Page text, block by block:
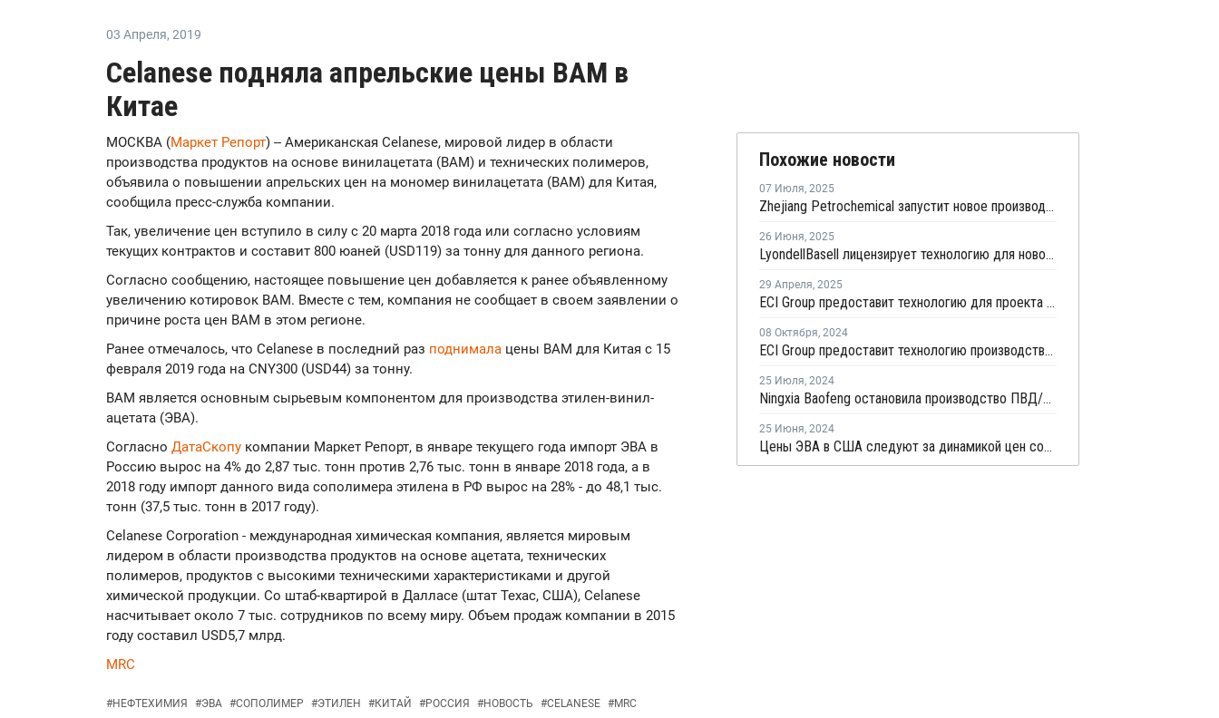
03 Апреля, 2019
Celanese подняла апрельские цены ВАМ в
Китае
МОСКВА (Маркет Репорт) -- Американская Celanese, мировой лидер в области
производства продуктов на основе винилацетата (ВАМ) и технических полимеров,
объявила о повышении апрельских цен на мономер винилацетата (ВАМ) для Китая,
сообщила пресс-служба компании.
Так, увеличение цен вступило в силу с 20 марта 2018 года или согласно условиям
текущих контрактов и составит 800 юаней (USD119) за тонну для данного региона.
Согласно сообщению, настоящее повышение цен добавляется к ранее объявленному
увеличению котировок ВАМ. Вместе с тем, компания не сообщает в своем заявлении о
причине роста цен ВАМ в этом регионе.
Ранее отмечалось, что Celanese в последний раз поднимала цены ВАМ для Китая с 15
февраля 2019 года на CNY300 (USD44) за тонну.
ВАМ является основным сырьевым компонентом для производства этилен-винил-
ацетата (ЭВА).
Согласно ДатаСкопу компании Маркет Репорт, в январе текущего года импорт ЭВА в
Россию вырос на 4% до 2,87 тыс. тонн против 2,76 тыс. тонн в январе 2018 года, а в
2018 году импорт данного вида сополимера этилена в РФ вырос на 28% - до 48,1 тыс.
тонн (37,5 тыс. тонн в 2017 году).
Celanese Corporation - международная химическая компания, является мировым
лидером в области производства продуктов на основе ацетата, технических
полимеров, продуктов с высокими техническими характеристиками и другой
химической продукции. Со штаб-квартирой в Далласе (штат Техас, США), Celanese
насчитывает около 7 тыс. сотрудников по всему миру. Объем продаж компании в 2015
году составил USD5,7 млрд.
MRC
#НЕФТЕХИМИЯ #ЭВА #СОПОЛИМЕР #ЭТИЛЕН #КИТАЙ #РОССИЯ #НОВОСТЬ #CELANESE #MRC
Похожие новости
07 Июля, 2025
Zhejiang Petrochemical запустит новое производство ПВД/ЭВА в первом квартале 2026 года
26 Июня, 2025
LyondellBasell лицензирует технологию для нового крупного китайского полиолефинового комплекса
29 Апреля, 2025
ECI Group предоставит технологию для проекта по производству сополимеров в Китае
08 Октября, 2024
ECI Group предоставит технологию производства сополимеров для китайской Shaanxi Yanchang
25 Июля, 2024
Ningxia Baofeng остановила производство ПВД/ЭВА в Китае на ремонт
25 Июня, 2024
Цены ЭВА в США следуют за динамикой цен солнечных батарей